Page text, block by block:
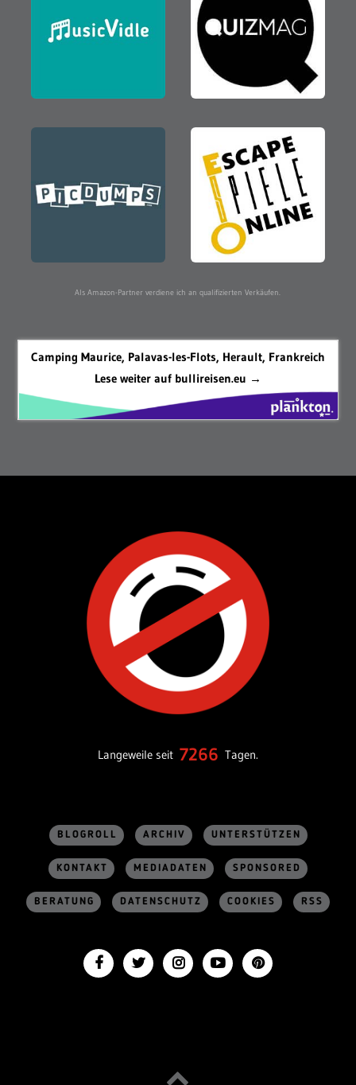
Als Amazon-Partner verdiene ich an qualifizierten Verkäufen.
Camping Maurice, Palavas-les-Flots, Herault, Frankreich
Lese weiter auf bullireisen.eu →
Langeweile seit 7266 Tagen.
BLOGROLL ARCHIV UNTERSTÜTZEN
KONTAKT MEDIADATEN SPONSORED
BERATUNG DATENSCHUTZ COOKIES RSS